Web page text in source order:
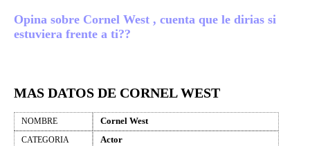
Opina sobre Cornel West , cuenta que le dirias si
estuviera frente a ti??
MAS DATOS DE CORNEL WEST
NOMBRE Cornel West
CATEGORIA Actor